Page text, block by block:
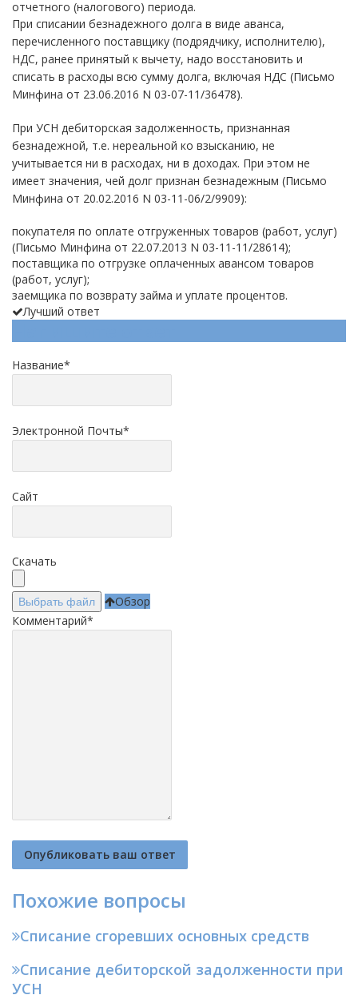
отчетного (налогового) периода.
При списании безнадежного долга в виде аванса,
перечисленного поставщику (подрядчику, исполнителю),
НДС, ранее принятый к вычету, надо восстановить и
списать в расходы всю сумму долга, включая НДС (Письмо
Минфина от 23.06.2016 N 03-07-11/36478).
При УСН дебиторская задолженность, признанная
безнадежной, т.е. нереальной ко взысканию, не
учитывается ни в расходах, ни в доходах. При этом не
имеет значения, чей долг признан безнадежным (Письмо
Минфина от 20.02.2016 N 03-11-06/2/9909):
покупателя по оплате отгруженных товаров (работ, услуг)
(Письмо Минфина от 22.07.2013 N 03-11-11/28614);
поставщика по отгрузке оплаченных авансом товаров
(работ, услуг);
заемщика по возврату займа и уплате процентов.
Лучший ответ
Название*
Электронной Почты*
Сайт
Скачать
Выбрать файл
Обзор
Комментарий*
Похожие вопросы
Списание сгоревших основных средств
Списание дебиторской задолженности при
УСН